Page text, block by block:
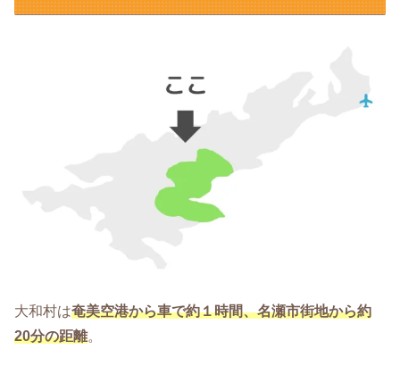
大和村は奄美空港から車で約１時間、名瀬市街地から約
20分の距離。